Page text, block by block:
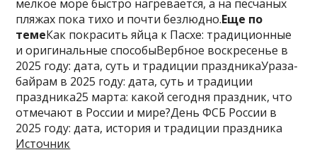
мелкое море быстро нагревается, а на песчаных
пляжах пока тихо и почти безлюдно.Еще по
темеКак покрасить яйца к Пасхе: традиционные
и оригинальные способыВербное воскресенье в
2025 году: дата, суть и традиции праздникаУраза-
байрам в 2025 году: дата, суть и традиции
праздника25 марта: какой сегодня праздник, что
отмечают в России и мире?День ФСБ России в
2025 году: дата, история и традиции праздника
Источник